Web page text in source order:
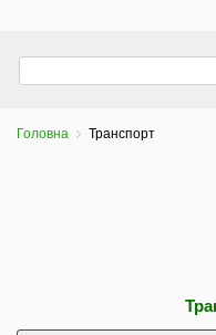
Головна Транспорт